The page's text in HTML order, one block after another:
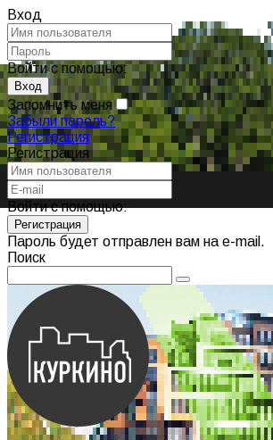
Вход
Войти с помощью:
Запомнить меня
Забыли пароль?
Регистрация
Регистрация
Войти с помощью:
Пароль будет отправлен вам на e-mail.
Поиск